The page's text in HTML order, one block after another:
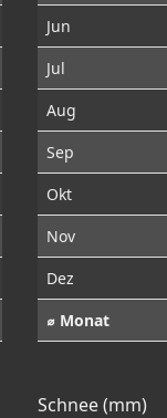
Jun
Jul
Aug
Sep
Okt
Nov
Dez
⌀ Monat
Schnee (mm)